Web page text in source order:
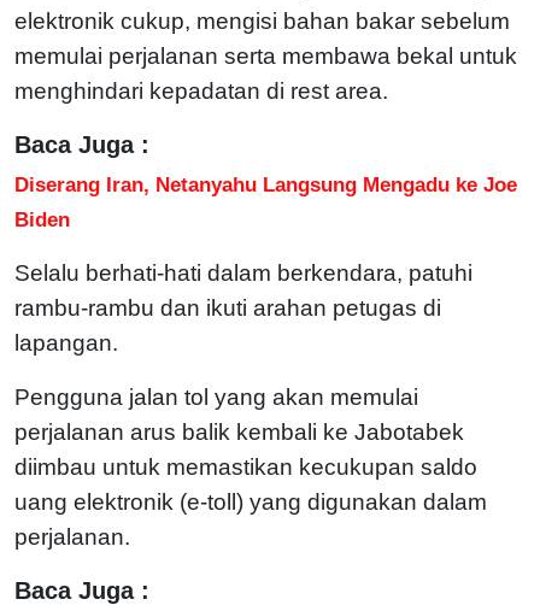
elektronik cukup, mengisi bahan bakar sebelum
memulai perjalanan serta membawa bekal untuk
menghindari kepadatan di rest area.
Baca Juga :
Diserang Iran, Netanyahu Langsung Mengadu ke Joe
Biden
Selalu berhati-hati dalam berkendara, patuhi
rambu-rambu dan ikuti arahan petugas di
lapangan.
Pengguna jalan tol yang akan memulai
perjalanan arus balik kembali ke Jabotabek
diimbau untuk memastikan kecukupan saldo
uang elektronik (e-toll) yang digunakan dalam
perjalanan.
Baca Juga :